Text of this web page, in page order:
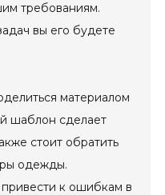
требованиям.
вы его будете
материалом
шаблон сделает
стоит обратить
одежды.
к ошибкам в